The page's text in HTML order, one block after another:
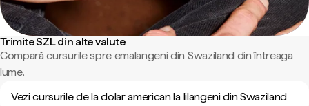
Trimite SZL din alte valute
Compară cursurile spre emalangeni din Swaziland din întreaga
lume.
Vezi cursurile de la dolar american la lilangeni din Swaziland